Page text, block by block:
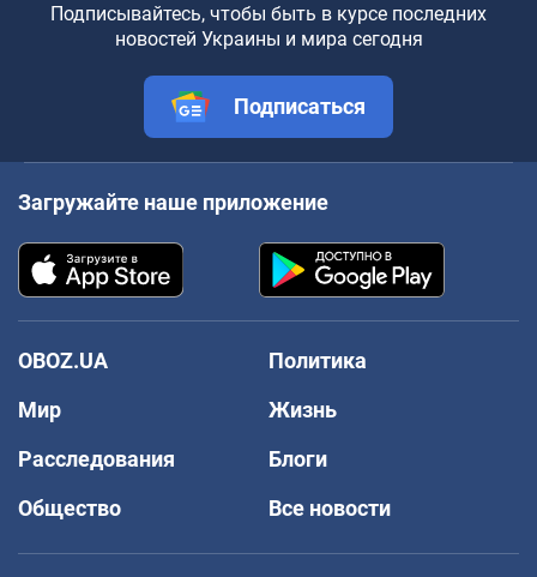
Подписывайтесь, чтобы быть в курсе последних
новостей Украины и мира сегодня
Подписаться
Загружайте наше приложение
OBOZ.UA
Политика
Мир
Жизнь
Расследования
Блоги
Общество
Все новости